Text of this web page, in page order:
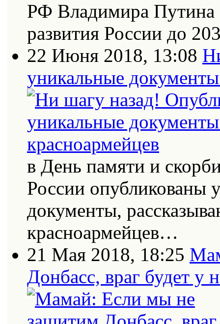
РФ Владимира Путина
развития России до
22 Июня 2018, 13:08
уникальные
в День памяти и
России опубликованы
документы,
красноармейцев…
21 Мая 2018, 18:25
Донбасс, враг будет у